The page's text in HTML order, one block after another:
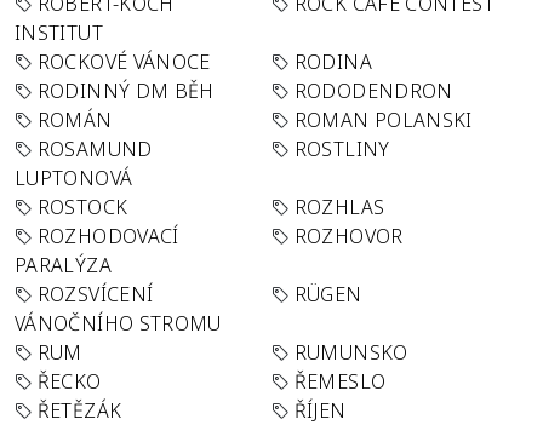
INSTITUT
ROCKOVÉ VÁNOCE
RODINA
RODINNÝ DM BĚH
RODODENDRON
ROMÁN
ROMAN POLANSKI
ROSAMUND
LUPTONOVÁ
ROSTLINY
ROSTOCK
ROZHLAS
ROZHODOVACÍ
PARALÝZA
ROZHOVOR
ROZSVÍCENÍ
VÁNOČNÍHO STROMU
RÜGEN
RUM
RUMUNSKO
ŘECKO
ŘEMESLO
ŘETĚZÁK
ŘÍJEN